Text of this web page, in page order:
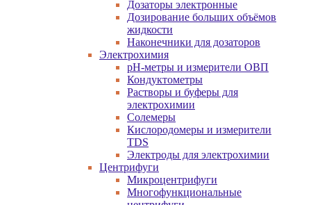
Дозаторы электронные
Дозирование больших объёмов
жидкости
Наконечники для дозаторов
Электрохимия
pH-метры и измерители ОВП
Кондуктометры
Растворы и буферы для
электрохимии
Солемеры
Кислородомеры и измерители
TDS
Электроды для электрохимии
Центрифуги
Микроцентрифуги
Многофункциональные